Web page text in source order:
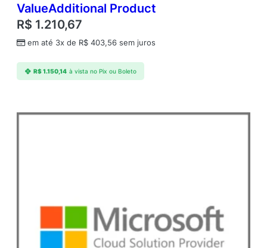
ValueAdditional Product
R$ 1.210,67
em até 3x de R$ 403,56 sem juros
R$1.150,14 à vista no Pix ou Boleto